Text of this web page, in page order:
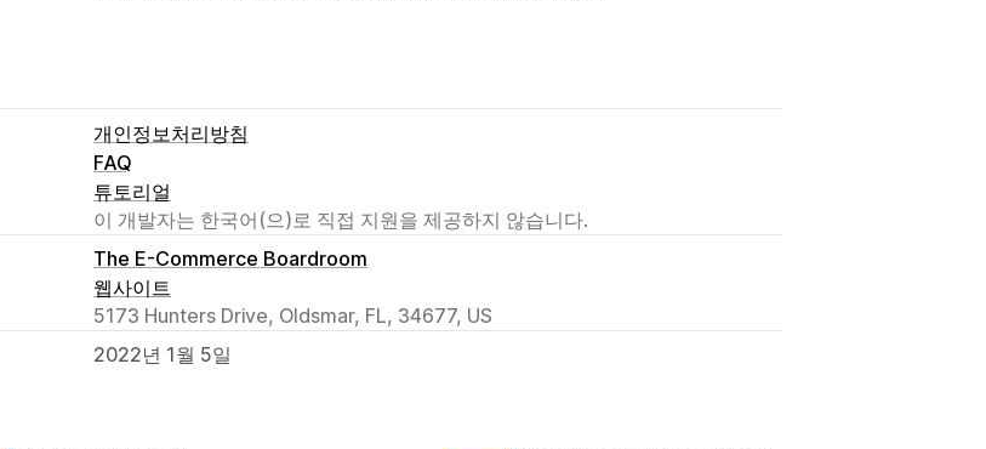
개인정보처리방침
FAQ
튜토리얼
이 개발자는 한국어(으)로 직접 지원을 제공하지 않습니다.
The E-Commerce Boardroom
웹사이트
5173 Hunters Drive, Oldsmar, FL, 34677, US
2022년 1월 5일